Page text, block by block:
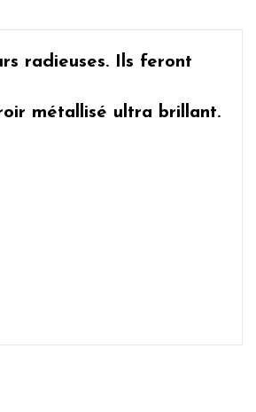
radieuses. Ils feront
métallisé ultra brillant.